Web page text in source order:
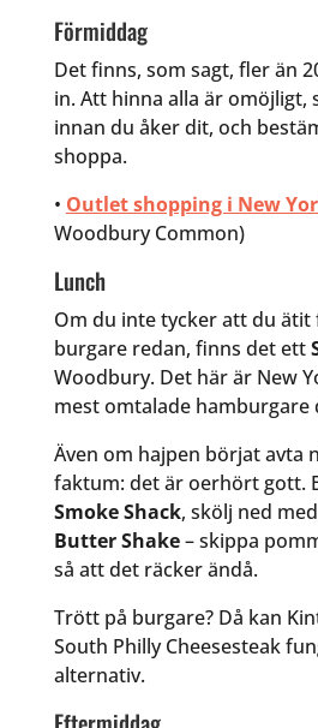
Förmiddag
Det finns, som sagt, fler än
in. Att hinna alla är omöjligt,
innan du åker dit, och
shoppa.
• Outlet shopping i New
Woodbury Common)
Lunch
Om du inte tycker att du ätit
burgare redan, finns det ett
Woodbury. Det här är New
mest omtalade hamburgare
Även om hajpen börjat avta
faktum: det är oerhört gott.
Smoke Shack, skölj ned
Butter Shake– skippa
så att det räcker ändå.
Trött på burgare? Då kan
South Philly Cheesesteak
alternativ.